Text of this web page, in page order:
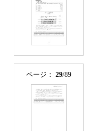
ページ： 29/89